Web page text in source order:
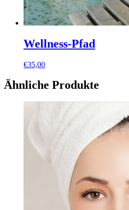
Wellness-Pfad
€35,00
Ähnliche Produkte